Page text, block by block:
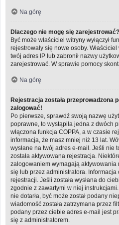
Na górę
Dlaczego nie mogę się zarejestrować?
Być może właściciel witryny wyłączył
rejestrowały się nowe osoby.
twój adres IP lub zabronił nazwy
zarejestrować. W sprawie pomocy
Na górę
Rejestracja została przeprowadzona
zalogować!
Po pierwsze, sprawdź swoją nazwę
poprawne, to wystąpiła jedna z dwóch
włączona funkcja COPPA, a w czasie
informacja, że masz mniej niż 13 lat.
wysłane na twój adres e-mail. Jeśli nie
została aktywowana rejestracja.
zalogowaniem wymagają
się lub przez administratora. Informacja
rejestracji. Jeśli została wysłana do
zgodnie z zawartymi w niej
nie dotarła, być może został podany
wiadomość została zatrzymana przez
podany przez ciebie adres e-mail jest
się z administratorem.